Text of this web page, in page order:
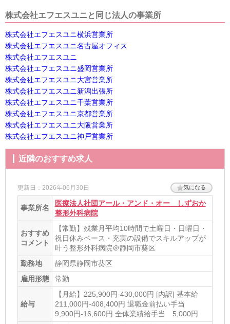
法人名
株式会社エフエスユニ
住所
静岡県静岡市駿河区高松1-11-26
最寄り駅1
春日町
最寄り駅2
柚木(静岡鉄道)
最寄り駅3
静岡
株式会社エフエスユニと同じ法人の事業所
株式会社エフエスユニ横浜営業所
株式会社エフエスユニ名古屋オフィス
株式会社エフエスユニ
株式会社エフエスユニ盛岡営業所
株式会社エフエスユニ大宮営業所
株式会社エフエスユニ新潟出張所
株式会社エフエスユニ千葉営業所
株式会社エフエスユニ京都営業所
株式会社エフエスユニ大阪営業所
株式会社エフエスユニ神戸営業所
近隣のおすすめ求人
更新日：2026年06月30日 気になる
事業所名
医療法人社団アール・アンド・オー しずおか
整形外科病院
おすすめ
コメント
【常勤】残業月平均10時間で土曜日・日曜日・
祝日休みベース・充実の設備でスキルアップが
叶う整形外科病院＠静岡市葵区
勤務地
静岡県静岡市葵区
雇用形態
常勤
給与
【月給】225,900円-430,000円 [内訳] 基本給
211,000円-408,400円 退職金前払い手当
9,900円-16,600円 全体業績給手当 5,000円